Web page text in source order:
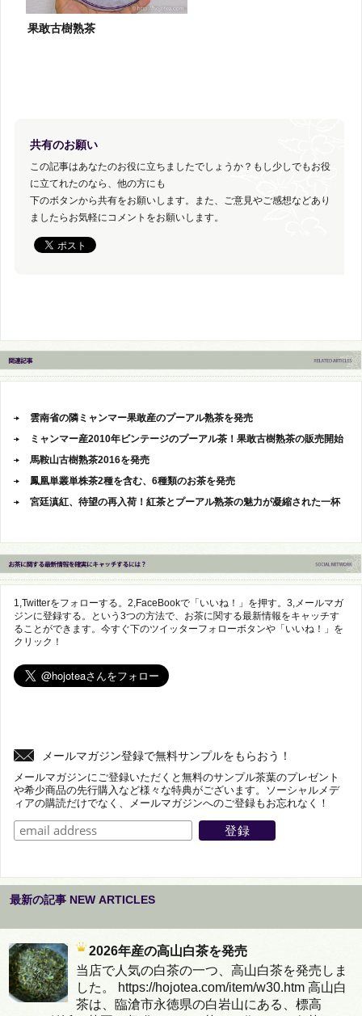
果敢古樹熟茶
共有のお願い
この記事はあなたのお役に立ちましたでしょうか？もし少しでもお役
に立てれたのなら、他の方にも
下のボタンから共有をお願いします。また、ご意見やご感想などあり
ましたらお気軽にコメントをお願いします。
雲南省の隣ミャンマー果敢産のプーアル熟茶を発売
ミャンマー産2010年ビンテージのプーアル茶！果敢古樹熟茶の販売開始
馬鞍山古樹熟茶2016を発売
鳳凰単叢単株茶2種を含む、6種類のお茶を発売
宮廷滇紅、待望の再入荷！紅茶とプーアル熟茶の魅力が凝縮された一杯
1,Twitterをフォローする。2,FaceBookで「いいね！」を押す。3,メールマガ
ジンに登録する。という3つの方法で、お茶に関する最新情報をキャッチす
ることができます。今すぐ下のツイッターフォローボタンや「いいね！」を
クリック！
メールマガジン登録で無料サンプルをもらおう！
メールマガジンにご登録いただくと無料のサンプル茶葉のプレゼント
や希少商品の先行購入など様々な特典がございます。ソーシャルメデ
ィアの購読だけでなく、メールマガジンへのご登録もお忘れなく！
最新の記事 NEW ARTICLES
2026年産の高山白茶を発売
当店で人気の白茶の一つ、高山白茶を発売しま
した。 https://hojotea.com/item/w30.htm 高山白
茶は、臨滄市永徳県の白岩山にある、標高